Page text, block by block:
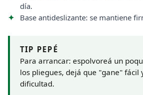
día.
Base antideslizante: se mantiene
TIP PEPÉ
Para arrancar: espolvoreá un
los pliegues, dejá que "gane" fácil
dificultad.